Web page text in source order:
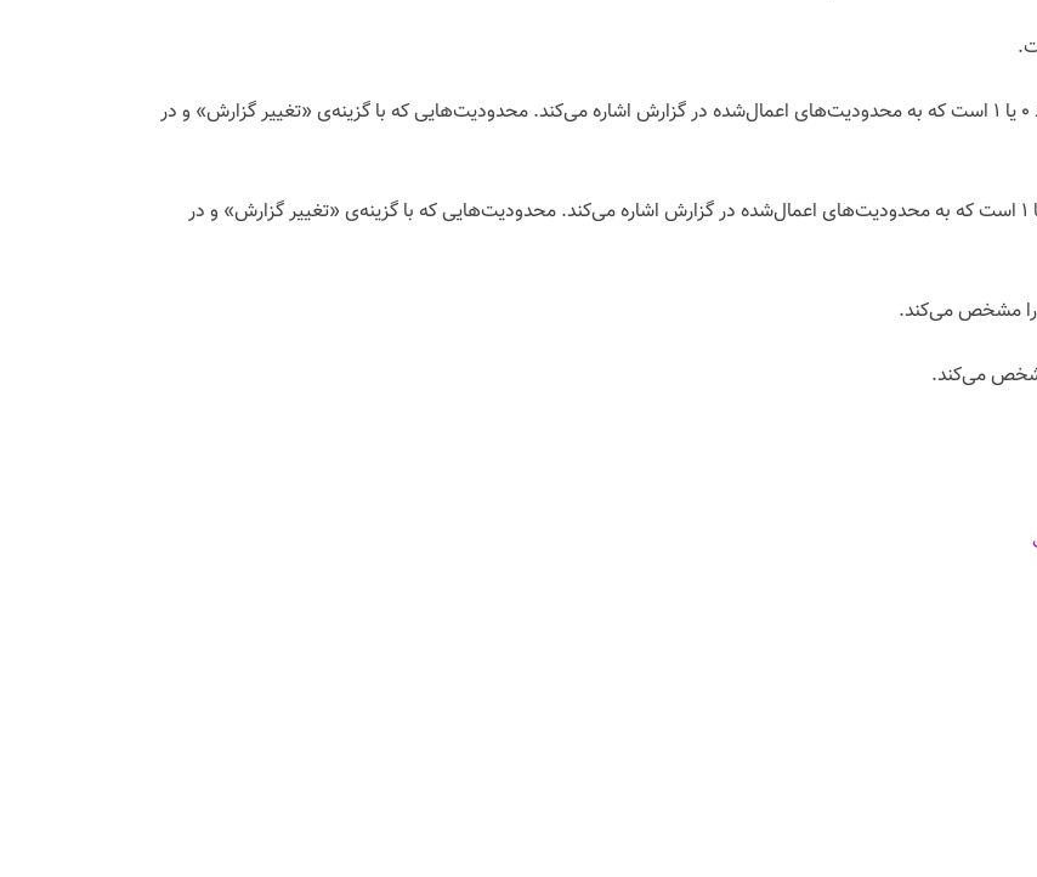
اگر وجود داشته باشد حاوی رشته‌ای از اعداد ۰ یا ۱ است که به محدودیت‌های اعمال‌شده در گزارش اشاره می‌کند. محدودیت‌هایی که با گزینه‌ی «تغییر گزارش» و در
اگر وجود داشته باشد حاوی رشته‌ای از اعداد ۰ یا ۱ است که به محدودیت‌های اعمال‌شده در گزارش اشاره می‌کند. محدودیت‌هایی که با گزینه‌ی «تغییر گزارش» و در
را مشخص می‌کند.
مشخص می‌کند.